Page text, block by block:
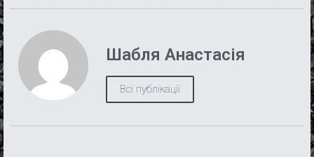
Шабля Анастасія
Всі публікації